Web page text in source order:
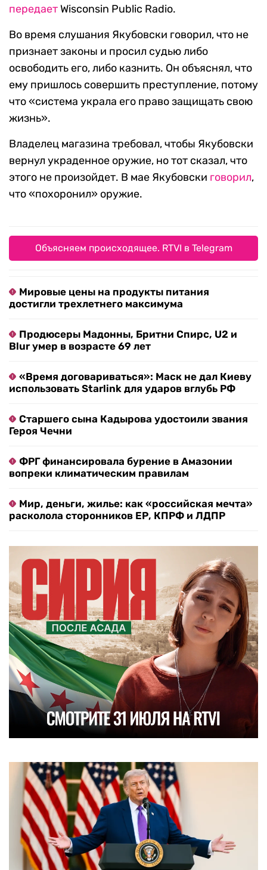
передает Wisconsin Public Radio.
Во время слушания Якубовски говорил, что не
признает законы и просил судью либо
освободить его, либо казнить. Он объяснял, что
ему пришлось совершить преступление, потому
что «система украла его право защищать свою
жизнь».
Владелец магазина требовал, чтобы Якубовски
вернул украденное оружие, но тот сказал, что
этого не произойдет. В мае Якубовски говорил,
что «похоронил» оружие.
Объясняем происходящее. RTVI в Telegram
Мировые цены на продукты питания
достигли трехлетнего максимума
Продюсеры Мадонны, Бритни Спирс, U2 и
Blur умер в возрасте 69 лет
«Время договариваться»: Маск не дал Киеву
использовать Starlink для ударов вглубь РФ
Старшего сына Кадырова удостоили звания
Героя Чечни
ФРГ финансировала бурение в Амазонии
вопреки климатическим правилам
Мир, деньги, жилье: как «российская мечта»
расколола сторонников ЕР, КПРФ и ЛДПР